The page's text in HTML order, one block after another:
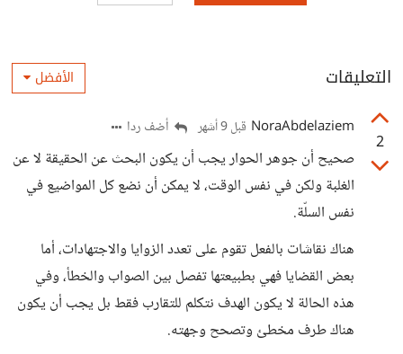
التعليقات الأفضل
2
NoraAbdelaziem قبل 9 أشهر أضف ردا
صحيح أن جوهر الحوار يجب أن يكون البحث عن الحقيقة لا عن
الغلبة ولكن في نفس الوقت، لا يمكن أن نضع كل المواضيع في
نفس السلّة.
هناك نقاشات بالفعل تقوم على تعدد الزوايا والاجتهادات، أما
بعض القضايا فهي بطبيعتها تفصل بين الصواب والخطأ، وفي
هذه الحالة لا يكون الهدف نتكلم للتقارب فقط بل يجب أن يكون
هناك طرف مخطئ وتصحح وجهته.